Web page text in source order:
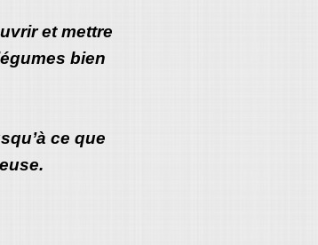
et mettre
bien
ce que